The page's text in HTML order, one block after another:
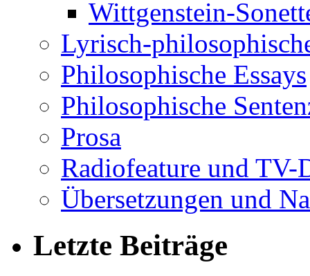
Wittgenstein-
Lyrisch-
Philosophische Essays
Philosophische
Prosa
Radiofeature und TV-
Übersetzungen und
Letzte Beiträge